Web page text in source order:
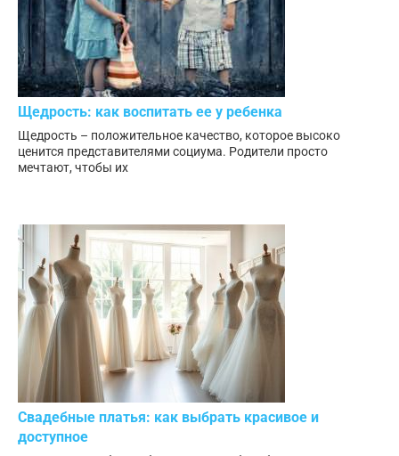
Щедрость: как воспитать ее у ребенка
Щедрость – положительное качество, которое высоко
ценится представителями социума. Родители просто
мечтают, чтобы их
Свадебные платья: как выбрать красивое и
доступное